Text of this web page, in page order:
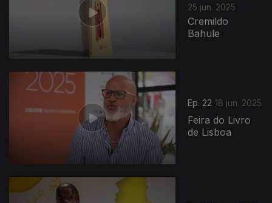
25 jun. 2025
Cremildo
Bahule
Ep. 22 18 jun. 2025
Feira do Livro
de Lisboa